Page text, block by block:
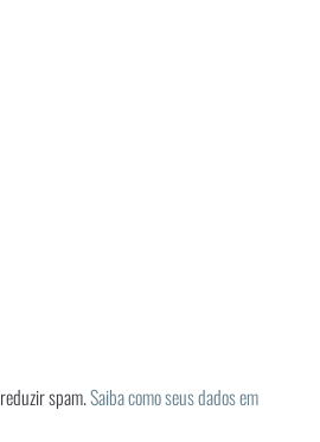
spam.Saiba como seus dados em